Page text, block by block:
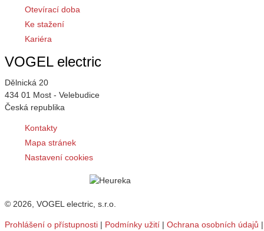
Otevírací doba
Ke stažení
Kariéra
VOGEL electric
Dělnická 20
434 01 Most - Velebudice
Česká republika
Kontakty
Mapa stránek
Nastavení cookies
© 2026, VOGEL electric, s.r.o.
Prohlášení o přístupnosti | Podmínky užití | Ochrana osobních údajů